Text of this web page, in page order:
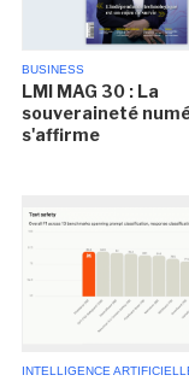
BUSINESS
LMI MAG 30 : La
souveraineté
s'affirme
INTELLIGENCE